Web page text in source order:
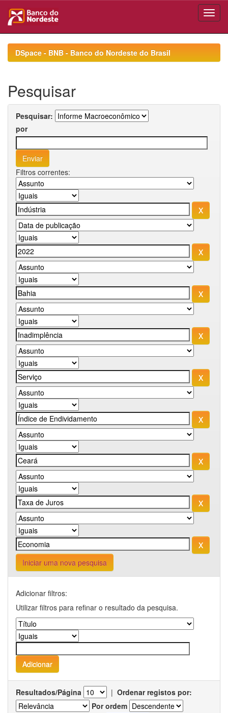
navigationDSpace - BNB - Banco do Nordeste do Brasil
Pesquisar
Pesquisar:
por
Filtros correntes:
Iniciar uma nova pesquisa
Adicionar filtros:
Utilizar filtros para refinar o resultado da pesquisa.
Resultados/Página | Ordenar registos por:
Por ordem